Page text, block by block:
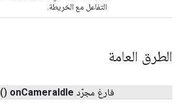
التفاعل مع الخريطة.
الطرق العامة
فارغ مجرّد onCameraIdle
()